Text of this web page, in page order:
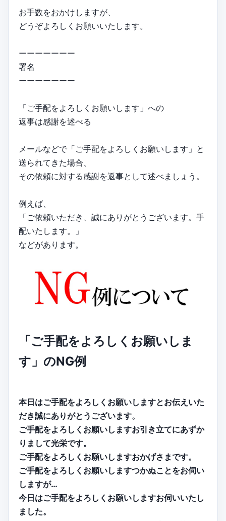
お手数をおかけしますが、
どうぞよろしくお願いいたします。
ーーーーーーー
署名
ーーーーーーー
「ご手配をよろしくお願いします」への
返事は感謝を述べる
メールなどで「ご手配をよろしくお願いします」と
送られてきた場合、
その依頼に対する感謝を返事として述べましょう。
例えば、
「ご依頼いただき、誠にありがとうございます。手
配いたします。」
などがあります。
「ご手配をよろしくお願いしま
す」のNG例
本日はご手配をよろしくお願いしますとお伝えいた
だき誠にありがとうございます。
ご手配をよろしくお願いしますお引き立てにあずか
りまして光栄です。
ご手配をよろしくお願いしますおかげさまです。
ご手配をよろしくお願いしますつかぬことをお伺い
しますが…
今日はご手配をよろしくお願いしますお伺いいたし
ました。